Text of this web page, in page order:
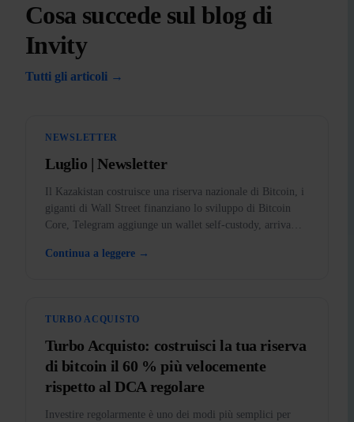
Cosa succede sul blog di
Invity
Tutti gli articoli →
NEWSLETTER
Luglio | Newsletter
Il Kazakistan costruisce una riserva nazionale di Bitcoin, i
giganti di Wall Street finanziano lo sviluppo di Bitcoin
Core, Telegram aggiunge un wallet self-custody, arriva
Continua a leggere →
TURBO ACQUISTO
Turbo Acquisto: costruisci la tua riserva
di bitcoin il 60 % più velocemente
rispetto al DCA regolare
Investire regolarmente è uno dei modi più semplici per